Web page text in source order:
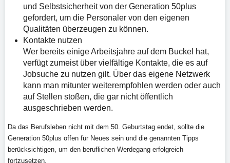
und Selbstsicherheit von der Generation 50plus
gefordert, um die Personaler von den eigenen
Qualitäten überzeugen zu können.
Kontakte nutzen
Wer bereits einige Arbeitsjahre auf dem Buckel hat,
verfügt zumeist über vielfältige Kontakte, die es auf
Jobsuche zu nutzen gilt. Über das eigene Netzwerk
kann man mitunter weiterempfohlen werden oder auch
auf Stellen stoßen, die gar nicht öffentlich
ausgeschrieben werden.
Da das Berufsleben nicht mit dem 50. Geburtstag endet, sollte die
Generation 50plus offen für Neues sein und die genannten Tipps
berücksichtigen, um den beruflichen Werdegang erfolgreich
fortzusetzen.